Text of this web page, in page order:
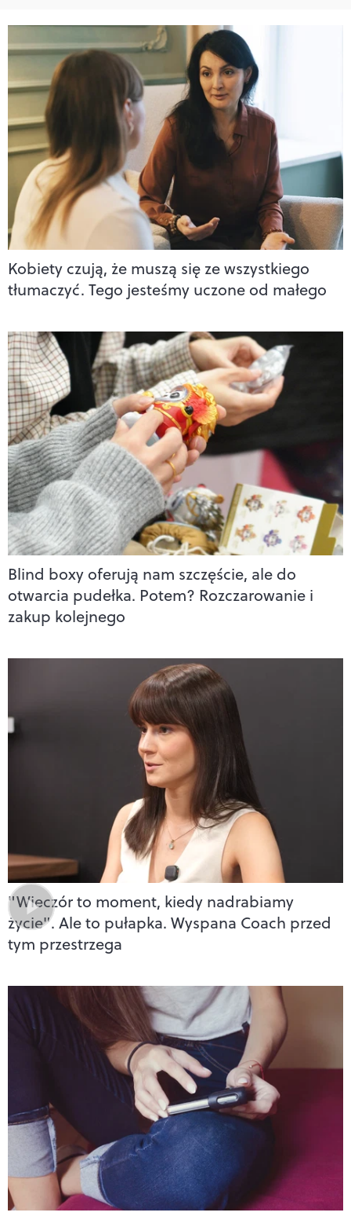
Kobiety czują, że muszą się ze wszystkiego
tłumaczyć. Tego jesteśmy uczone od małego
Blind boxy oferują nam szczęście, ale do
otwarcia pudełka. Potem? Rozczarowanie i
zakup kolejnego
"Wieczór to moment, kiedy nadrabiamy
życie". Ale to pułapka. Wyspana Coach przed
tym przestrzega